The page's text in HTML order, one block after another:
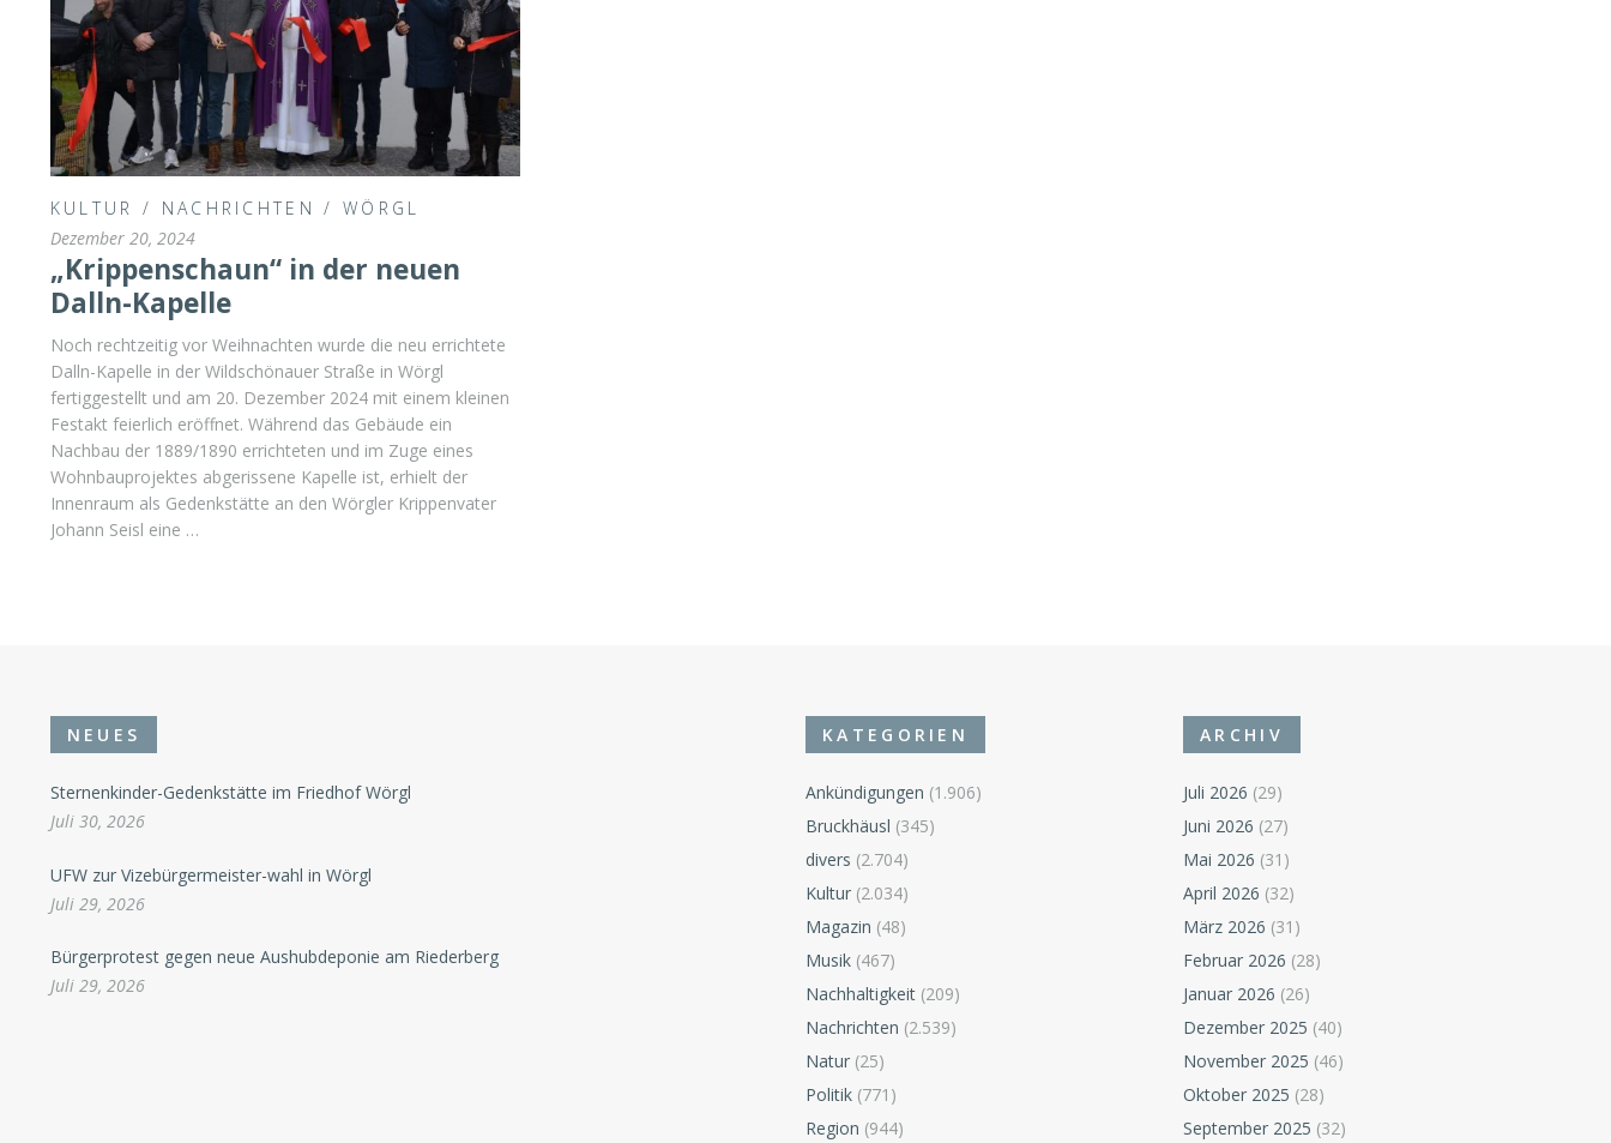
KULTUR / NACHRICHTEN / WÖRGL
Dezember 20, 2024
„Krippenschaun“ in der neuen
Dalln-Kapelle
Noch rechtzeitig vor Weihnachten wurde die neu errichtete
Dalln-Kapelle in der Wildschönauer Straße in Wörgl
fertiggestellt und am 20. Dezember 2024 mit einem kleinen
Festakt feierlich eröffnet. Während das Gebäude ein
Nachbau der 1889/1890 errichteten und im Zuge eines
Wohnbauprojektes abgerissene Kapelle ist, erhielt der
Innenraum als Gedenkstätte an den Wörgler Krippenvater
Johann Seisl eine …
NEUES
Sternenkinder-Gedenkstätte im Friedhof Wörgl
Juli 30, 2026
UFW zur Vizebürgermeister-wahl in Wörgl
Juli 29, 2026
Bürgerprotest gegen neue Aushubdeponie am Riederberg
Juli 29, 2026
KATEGORIEN
Ankündigungen (1.906)
Bruckhäusl (345)
divers (2.704)
Kultur (2.034)
Magazin (48)
Musik (467)
Nachhaltigkeit (209)
Nachrichten (2.539)
Natur (25)
Politik (771)
Region (944)
ARCHIV
Juli 2026 (29)
Juni 2026 (27)
Mai 2026 (31)
April 2026 (32)
März 2026 (31)
Februar 2026 (28)
Januar 2026 (26)
Dezember 2025 (40)
November 2025 (46)
Oktober 2025 (28)
September 2025 (32)